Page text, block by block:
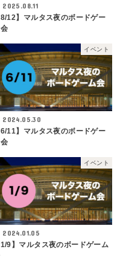
2025.08.11
8/12】マルタス夜のボードゲー
イベント
2024.05.30
6/11】マルタス夜のボードゲー
イベント
2024.01.05
1/9】マルタス夜のボードゲーム